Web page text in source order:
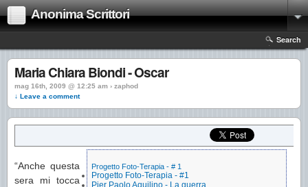
Anonima Scrittori
Search
Maria Chiara Biondi - Oscar
mag 16th, 2009 @ 12:25 am › zaphod
↓ Leave a comment
Progetto Foto-Terapia - # 1
Progetto Foto-Terapia - #1
Pier Paolo Aquilino - La guerra
“Anche questa
sera mi tocca